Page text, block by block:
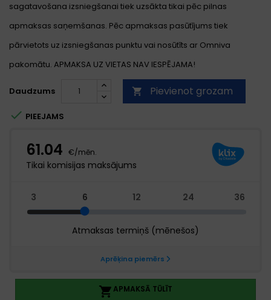
sagatavošana izsniegšanai tiek uzsākta tikai pēc pilnas
apmaksas saņemšanas. Pēc apmaksas pasūtījums tiek
pārvietots uz izsniegšanas punktu vai nosūtīts ar Omniva
pakomātu. APMAKSA UZ VIETAS NAV IESPĒJAMA!
Daudzums  Pievienot grozam
 PIEEJAMS
APMAKSĀ TŪLĪT